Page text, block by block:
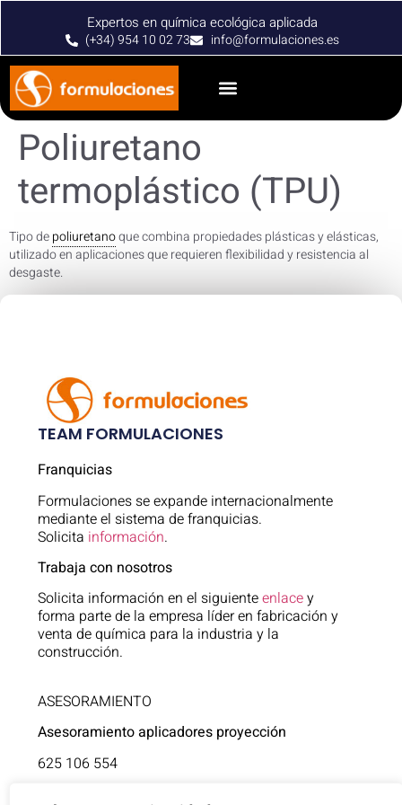
Expertos en química ecológica aplicada
(+34) 954 10 02 73 info@formulaciones.es
Poliuretano
termoplástico (TPU)
Tipo depoliuretanoque combina propiedades plásticas y elásticas,
utilizado en aplicaciones que requieren flexibilidad y resistencia al
desgaste.
TEAM FORMULACIONES
Franquicias
Formulaciones se expande internacionalmente
mediante el sistema de franquicias.
Solicita información.
Trabaja con nosotros
Solicita información en el siguienteenlacey
forma parte de la empresa líder en fabricación y
venta de química para la industria y la
construcción.
ASESORAMIENTO
Asesoramiento aplicadores proyección
625 106 554